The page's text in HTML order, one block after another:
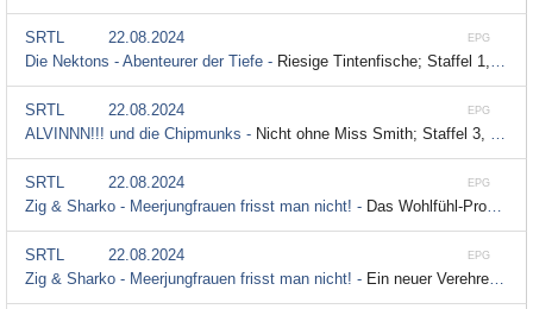
EPG
SRTL
22.08.2024
Die Nektons - Abenteurer der Tiefe - Riesige Tintenfische; Staffel 1, Folge 10
EPG
SRTL
22.08.2024
ALVINNN!!! und die Chipmunks - Nicht ohne Miss Smith; Staffel 3, Folge 27
EPG
SRTL
22.08.2024
Zig & Sharko - Meerjungfrauen frisst man nicht! - Das Wohlfühl-Programm; Staffel 2, Folge 23
EPG
SRTL
22.08.2024
Zig & Sharko - Meerjungfrauen frisst man nicht! - Ein neuer Verehrer; Staffel 2, Folge 22